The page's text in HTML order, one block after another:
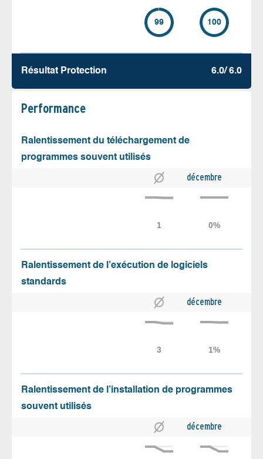
99 100
Résultat Protection 6.0/ 6.0
Performance
Ralentissement du téléchargement de
programmes souvent utilisés
décembre
Ralentissement de l’exécution de logiciels
standards
décembre
Ralentissement de l’installation de programmes
souvent utilisés
décembre